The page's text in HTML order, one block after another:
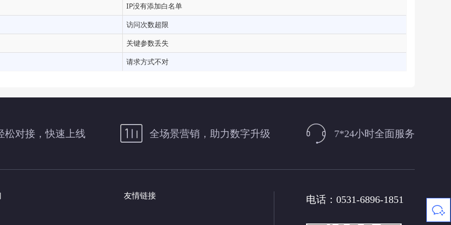
IP没有添加白名单
访问次数超限
关键参数丢失
请求方式不对
松对接，快速上线 全场景营销，助力数字升级 7*24小时全面服务
友情链接 电话：0531-6896-1851